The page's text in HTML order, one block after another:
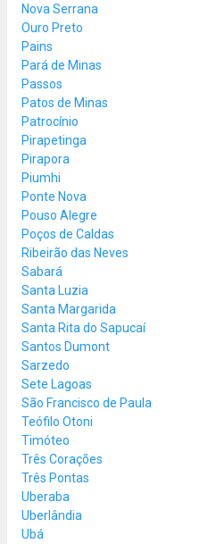
Nova Serrana
Ouro Preto
Pains
Pará de Minas
Passos
Patos de Minas
Patrocínio
Pirapetinga
Pirapora
Piumhi
Ponte Nova
Pouso Alegre
Poços de Caldas
Ribeirão das Neves
Sabará
Santa Luzia
Santa Margarida
Santa Rita do Sapucaí
Santos Dumont
Sarzedo
Sete Lagoas
São Francisco de Paula
Teófilo Otoni
Timóteo
Três Corações
Três Pontas
Uberaba
Uberlândia
Ubá